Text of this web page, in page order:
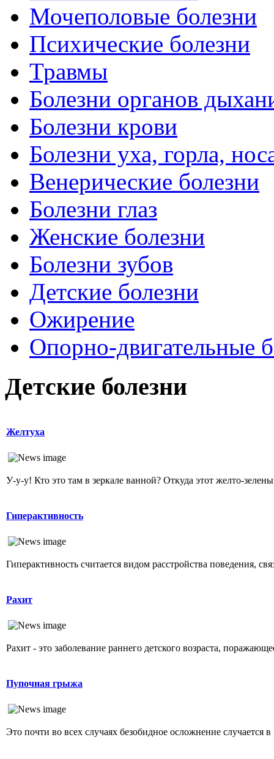
Мочеполовые болезни
Психические болезни
Травмы
Болезни органов
Болезни крови
Болезни уха, горла,
Венерические болезни
Болезни глаз
Женские болезни
Болезни зубов
Детские болезни
Ожирение
Опopно-двигательные
Детские болезни
Желтуха
У-у-у! Кто это там в зеркале ванной? Откуда этот желто-
Гиперактивность
Гиперактивность считается видом расстройства поведения,
Рахит
Рахит - это заболевание раннего детского возраста,
Пупочная грыжа
Это почти во всех случаях безобидное осложнение случается